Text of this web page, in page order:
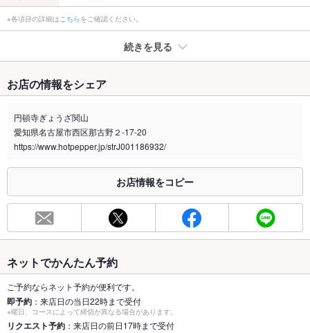
※各項目の詳細はこちらをご確認ください。
続きを見る
禁煙・喫煙
全席禁煙
喫煙専用室 なし
合わせください。
お席
28席(（カウンター8席/テーブル12席/テラス8席）)
容人数
個室
なし ：個室のご用意はございませんが、お席のレイアウト等、
お気軽にご相談ください。
座敷
なし ：お座敷のご用意はございませんが、お席のレイアウト
お店の情報をシェア
円頓寺ぎょうざ関山
愛知県名古屋市西区那古野２-17-20
https://www.hotpepper.jp/strJ001186932/
お店情報をコピー
ネットでかんたん予約
ご予約ならネット予約が便利です。
即予約 ：来店日の当日22時まで受付
※曜日、コースによって締切が異なる場合があります。
リクエスト予約 ：来店日の前日17時まで受付